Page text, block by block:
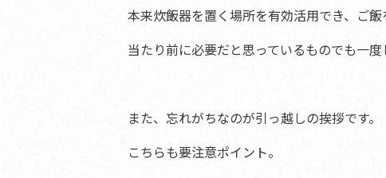
本来炊飯器を置く場所を有効活用でき、ご
当たり前に必要だと思っているものでも一
また、忘れがちなのが引っ越しの挨拶です。
こちらも要注意ポイント。